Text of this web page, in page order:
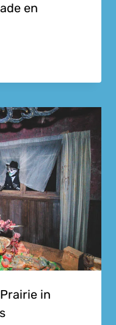
en
in